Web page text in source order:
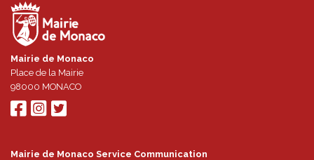
Mairie de Monaco
Place de la Mairie
98000 MONACO
Mairie de Monaco Service Communication